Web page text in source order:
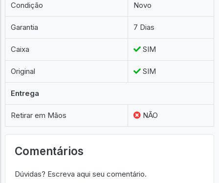
Condição Novo
Garantia 7 Dias
Caixa SIM
Original SIM
Entrega
Retirar em Mãos NÃO
Comentários
Dúvidas? Escreva aqui seu comentário.